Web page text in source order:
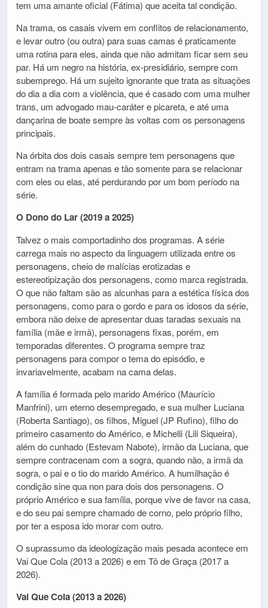
tem uma amante oficial (Fátima) que aceita tal condição.
Na trama, os casais vivem em conflitos de relacionamento,
e levar outro (ou outra) para suas camas é praticamente
uma rotina para eles, ainda que não admitam ficar sem seu
par. Há um negro na história, ex-presidiário, sempre com
subemprego. Há um sujeito ignorante que trata as situações
do dia a dia com a violência, que é casado com uma mulher
trans, um advogado mau-caráter e picareta, e até uma
dançarina de boate sempre às voltas com os personagens
principais.
Na órbita dos dois casais sempre tem personagens que
entram na trama apenas e tão somente para se relacionar
com eles ou elas, até perdurando por um bom período na
série.
O Dono do Lar (2019 a 2025)
Talvez o mais comportadinho dos programas. A série
carrega mais no aspecto da linguagem utilizada entre os
personagens, cheio de malícias erotizadas e
estereotipização dos personagens, como marca registrada.
O que não faltam são as alcunhas para a estética física dos
personagens, como para o gordo e para os idosos da série,
embora não deixe de apresentar duas taradas sexuais na
família (mãe e irmã), personagens fixas, porém, em
temporadas diferentes. O programa sempre traz
personagens para compor o tema do episódio, e
invariavelmente, acabam na cama delas.
A família é formada pelo marido Américo (Maurício
Manfrini), um eterno desempregado, e sua mulher Luciana
(Roberta Santiago), os filhos, Miguel (JP Rufino), filho do
primeiro casamento do Américo, e Michelli (Lili Siqueira),
além do cunhado (Estevam Nabote), irmão da Luciana, que
sempre contracenam com a sogra, quando não, a irmã da
sogra, o pai e o tio do marido Américo. A humilhação é
condição sine qua non para dois dos personagens. O
próprio Américo e sua família, porque vive de favor na casa,
e do seu pai sempre chamado de corno, pelo próprio filho,
por ter a esposa ido morar com outro.
O suprassumo da ideologização mais pesada acontece em
Vai Que Cola (2013 a 2026) e em Tô de Graça (2017 a
2026).
Vai Que Cola (2013 a 2026)